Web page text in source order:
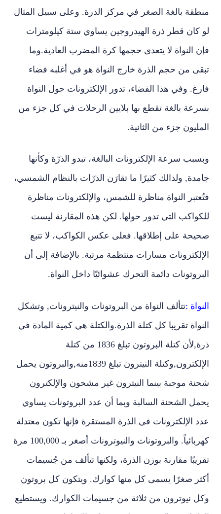
منطقة بالغة الصغر في مركز الذرة. وعلى سبيل المثال
لو كان قطر ذرة الهيدروجين يساوي ستة كيلومترات
فإن النواة لا يتعدى حجمها كرة المضرب العادية.وما
تبقى من حجم الذرة خارج النواة هو في أغلبه فضاء
فارغ. وفي هذا الفضاء، تدور الإلكترونات حول النواة
بسرعة بالغة تقطع بها بلايين الرحلات في كل جزء من
المليون جزء من الثانية.
وبسبب سرعة الإلكترونات البالغة، تبدو الذرّة وكأنها
جامدة, ولذالك كثيرًا ما تقارَن الذرّات بالنظام الشمسي،
فتُعتبر النواة مناظرة للشمس، والإلكترونات مناظرة
للكواكب التي تدور حولها. لكن هذه المقارنة ليست
صحيحة على إطلاقها. فعلى عكس الكواكب، لا تتبع
الإلكترونات مسارات منتظمة مرتبة. بالإضافة إلى أن
البروتونات دائمة التحرك عشوائيًا داخل النواة.
النواة :تتألف النواة من البروتونات والنيترونات, وتشكل
النواة تقريبا كل كتلة الذرة.والكتلة هي كمية المادة في
ذرة,لأن كتلة البروتون تبلغ 1836 من كتلة
الإلكترون,وكتلة النيترون تبلغ 1839منه,والبروتون يحمل
شحنة موجبة بينما النيترون غير مشحون والإلكترون
يحمل الشحنة السالبة وبما أن عدد البروتونات يساوي
عدد الإلكترونات في الذرة المستقرة فإنها تكون معتدلة
كهربائياً. والبروتونات والنيوترونات أصغر بـ 100,000 مرة
تقريبًا مقارنة بوزن الذرة، ولكنها تتألف من جُسيمات
أكثر صغرًا يسمى كل منها كوارك. ويتكون كل بروتون
وكل نيوترون من ثلاثة من جسيمات الكوارك. ويستطيع